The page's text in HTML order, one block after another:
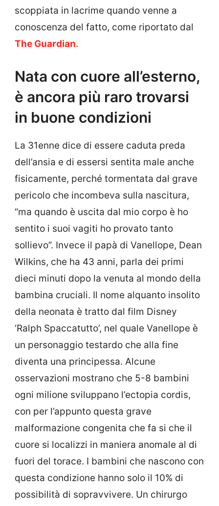
scoppiata in lacrime quando venne a
conoscenza del fatto, come riportato dal
The Guardian.
Nata con cuore all’esterno,
è ancora più raro trovarsi
in buone condizioni
La 31enne dice di essere caduta preda
dell’ansia e di essersi sentita male anche
fisicamente, perché tormentata dal grave
pericolo che incombeva sulla nascitura,
“ma quando è uscita dal mio corpo è ho
sentito i suoi vagiti ho provato tanto
sollievo”. Invece il papà di Vanellope, Dean
Wilkins, che ha 43 anni, parla dei primi
dieci minuti dopo la venuta al mondo della
bambina cruciali. Il nome alquanto insolito
della neonata è tratto dal film Disney
‘Ralph Spaccatutto’, nel quale Vanellope è
un personaggio testardo che alla fine
diventa una principessa. Alcune
osservazioni mostrano che 5-8 bambini
ogni milione sviluppano l’ectopia cordis,
con per l’appunto questa grave
malformazione congenita che fa si che il
cuore si localizzi in maniera anomale al di
fuori del torace. I bambini che nascono con
questa condizione hanno solo il 10% di
possibilità di sopravvivere. Un chirurgo